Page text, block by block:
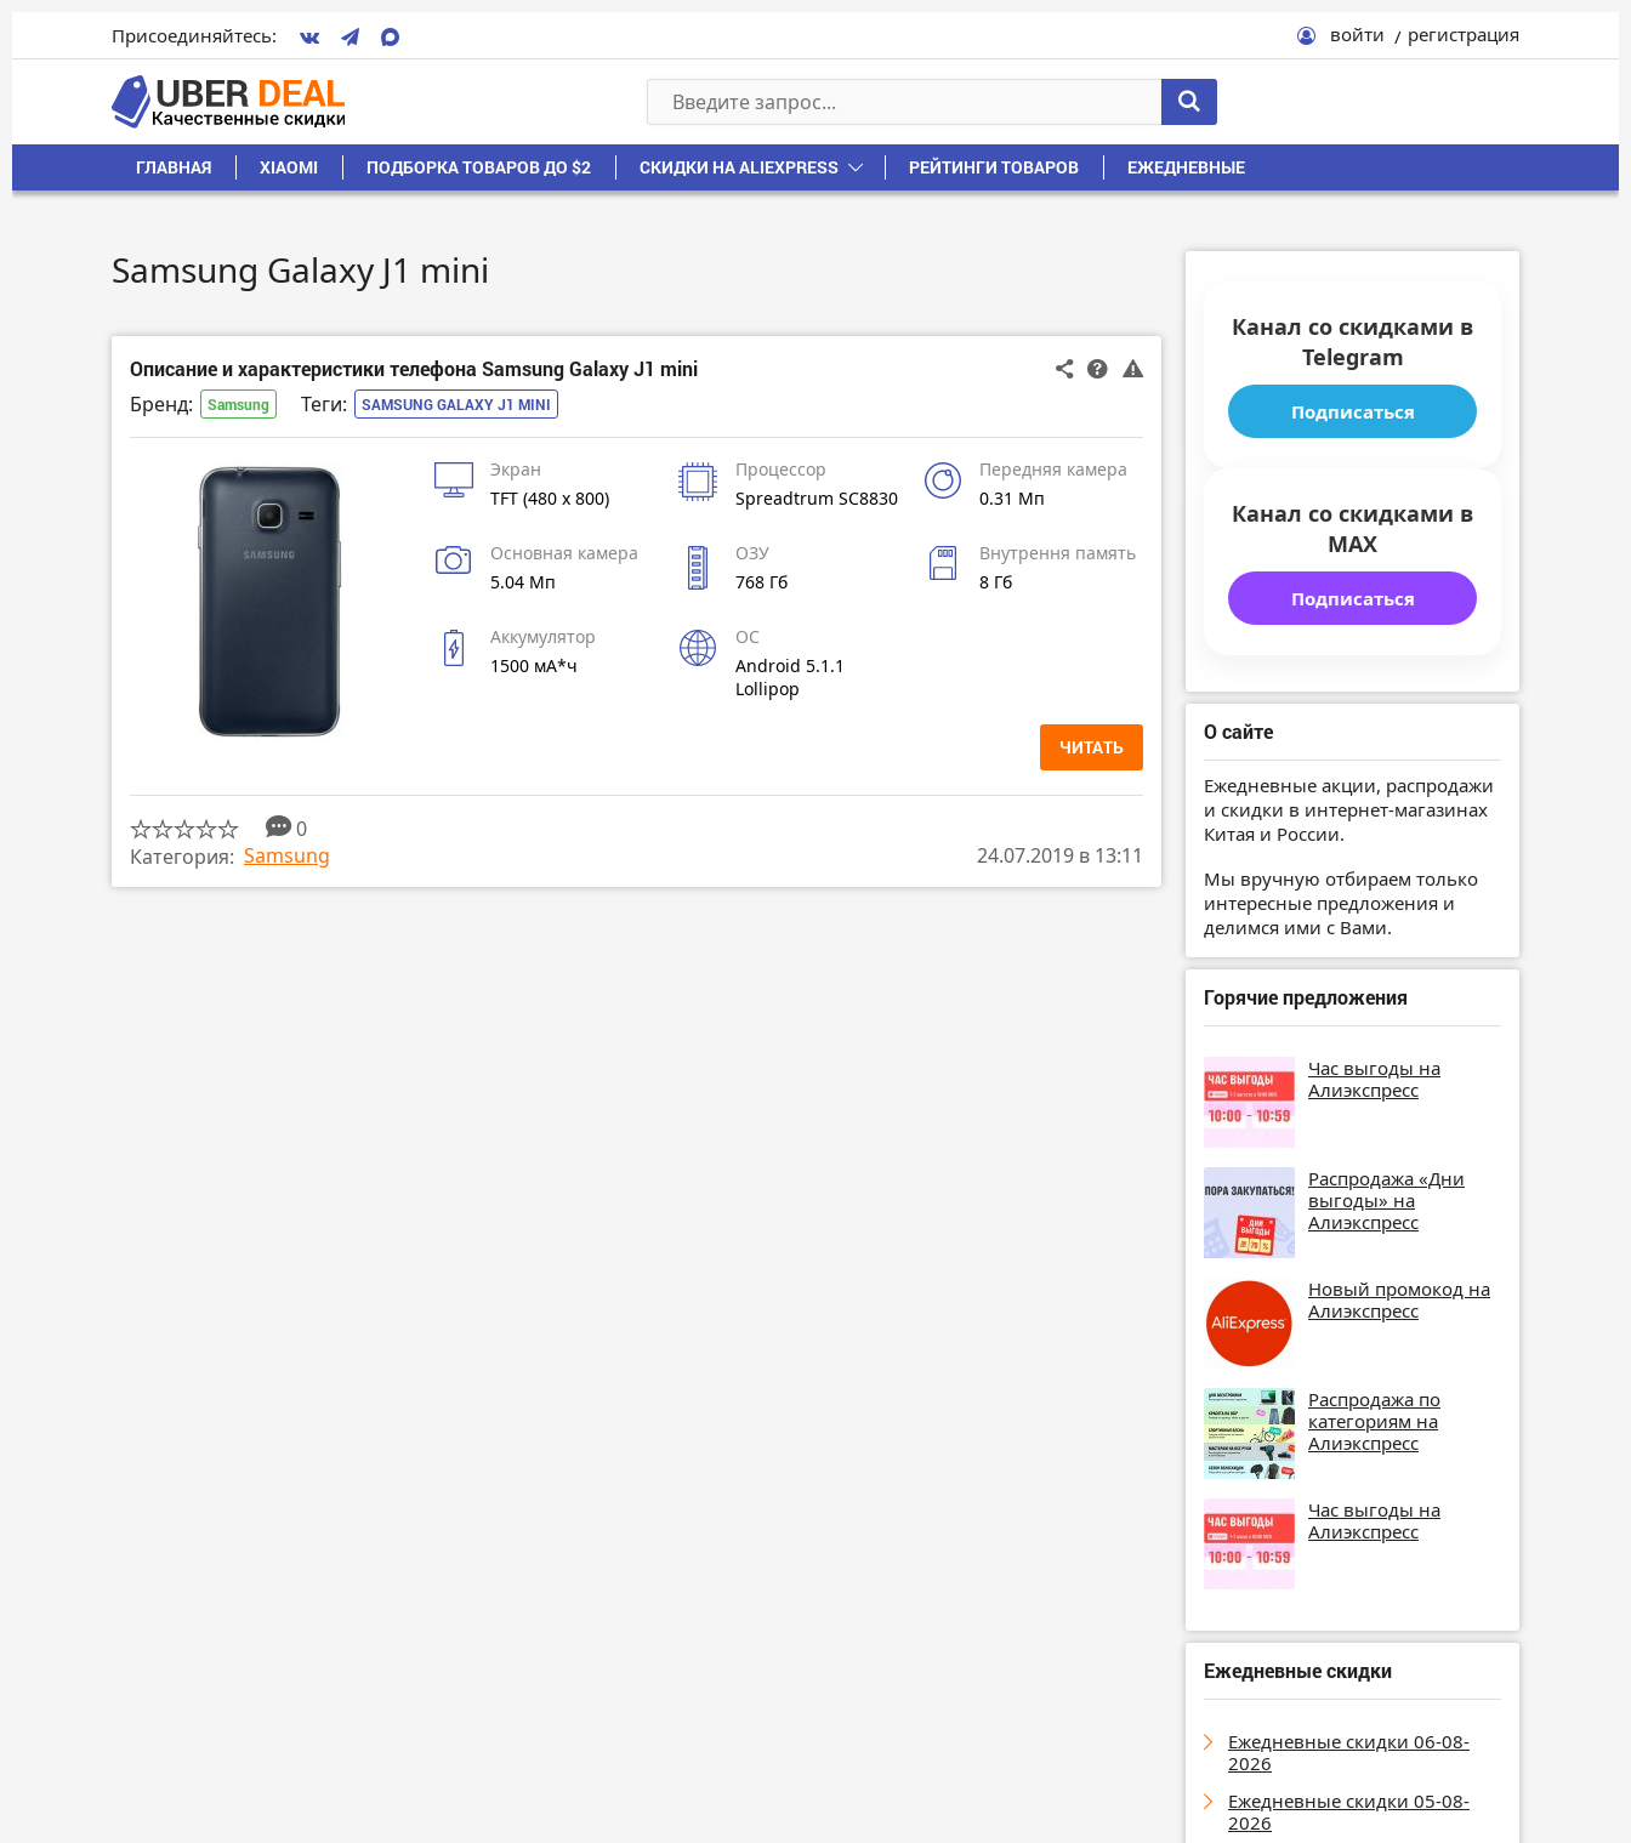
Присоединяйтесь: войти регистрация
ГЛАВНАЯ XIAOMI ПОДБОРКА ТОВАРОВ ДО $2 СКИДКИ НА ALIEXPRESS РЕЙТИНГИ ТОВАРОВ ЕЖЕДНЕВНЫЕ
Samsung Galaxy J1 mini
Описание и характеристики телефона Samsung Galaxy J1 mini
Бренд: Samsung Теги: SAMSUNG GALAXY J1 MINI
Экран
TFT (480 x 800)
Процессор
Spreadtrum SC8830
Передняя камера
0.31 Мп
Основная камера
5.04 Мп
ОЗУ
768 Гб
Внутрення память
8 Гб
Аккумулятор
1500 мА*ч
ОС
Android 5.1.1
Lollipop
ЧИТАТЬ
0
Категория: Samsung 24.07.2019 в 13:11
Канал со скидками в
Telegram
Подписаться
Канал со скидками в
MAX
Подписаться
О сайте
Ежедневные акции, распродажи
и скидки в интернет-магазинах
Китая и России.
Мы вручную отбираем только
интересные предложения и
делимся ими с Вами.
Горячие предложения
Час выгоды на
Алиэкспресс
Распродажа «Дни
выгоды» на
Алиэкспресс
Новый промокод на
Алиэкспресс
Распродажа по
категориям на
Алиэкспресс
Час выгоды на
Алиэкспресс
Ежедневные скидки
Ежедневные скидки 06-08-
2026
Ежедневные скидки 05-08-
2026